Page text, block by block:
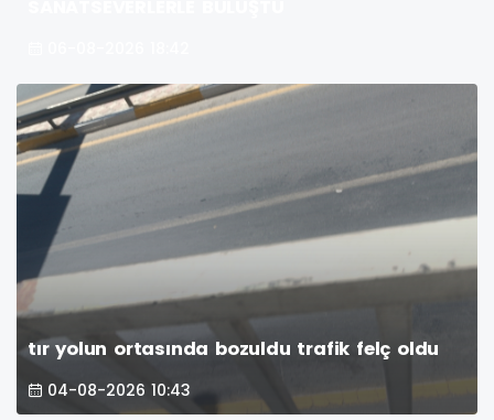
tır yolun ortasında bozuldu trafik felç oldu
04-08-2026 10:43